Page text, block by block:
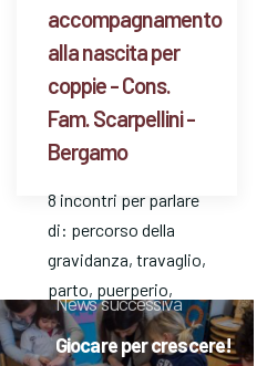
accompagnamento
alla nascita per
coppie - Cons.
Fam. Scarpellini -
Bergamo
8 incontri per parlare
di: percorso della
gravidanza, travaglio,
parto, puerperio,
allattamento, vita
dopo la nascita del
News successiva
Giocare per crescere!